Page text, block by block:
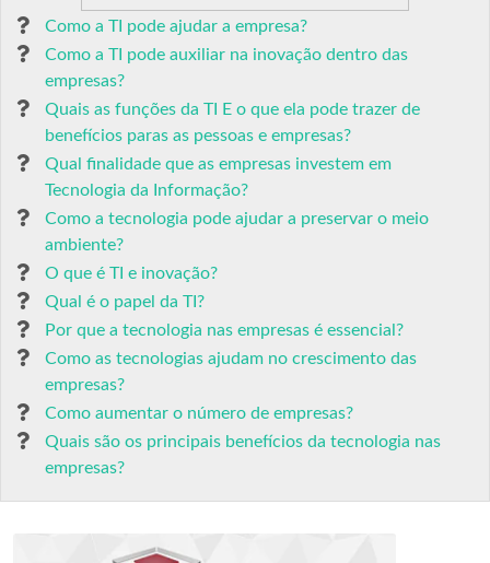
Como a TI pode ajudar a empresa?
Como a TI pode auxiliar na inovação dentro das
empresas?
Quais as funções da TI E o que ela pode trazer de
benefícios paras as pessoas e empresas?
Qual finalidade que as empresas investem em
Tecnologia da Informação?
Como a tecnologia pode ajudar a preservar o meio
ambiente?
O que é TI e inovação?
Qual é o papel da TI?
Por que a tecnologia nas empresas é essencial?
Como as tecnologias ajudam no crescimento das
empresas?
Como aumentar o número de empresas?
Quais são os principais benefícios da tecnologia nas
empresas?